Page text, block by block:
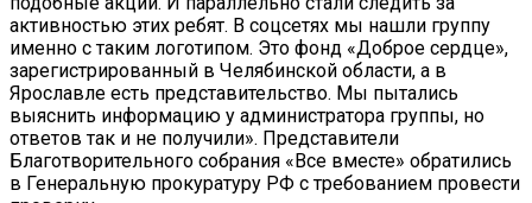
активностью этих ребят. В соцсетях мы нашли группу
именно с таким логотипом. Это фонд «Доброе сердце»,
зарегистрированный в Челябинской области, а в
Ярославле есть представительство. Мы пытались
выяснить информацию у администратора группы, но
ответов так и не получили». Представители
Благотворительного собрания «Все вместе» обратились
в Генеральную прокуратуру РФ с требованием провести